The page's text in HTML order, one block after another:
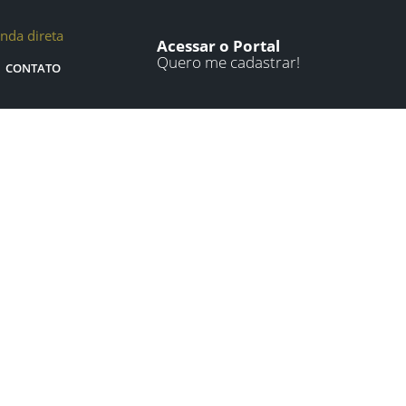
direta
CONTATO
Acessar o Portal
Quero me cadastrar!